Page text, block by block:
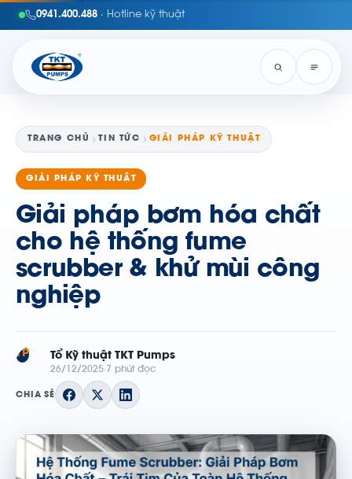
0941.400.488 · Hotline kỹ thuật
TRANG CHỦ TIN TỨC GIẢI PHÁP KỸ THUẬT
GIẢI PHÁP KỸ THUẬT
Giải pháp bơm hóa chất
cho hệ thống fume
scrubber & khử mùi công
nghiệp
TP Tổ Kỹ thuật TKT Pumps
26/12/2025 7 phút đọc
CHIA SẺ